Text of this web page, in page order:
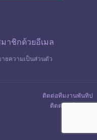
าชิกด้วยอีเมล
ายความเป็นส่วนตัว
ติดต่อทีมงานพันทิป
ติดต่อลงโฆษณา